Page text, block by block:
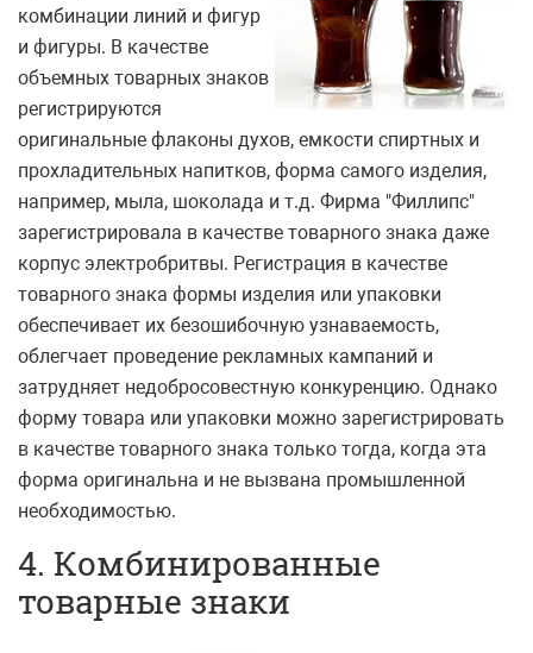
комбинации линий и фигур
и фигуры. В качестве
объемных товарных знаков
регистрируются
оригинальные флаконы духов, емкости спиртных и
прохладительных напитков, форма самого изделия,
например, мыла, шоколада и т.д. Фирма "Филлипс"
зарегистрировала в качестве товарного знака даже
корпус электробритвы. Регистрация в качестве
товарного знака формы изделия или упаковки
обеспечивает их безошибочную узнаваемость,
облегчает проведение рекламных кампаний и
затрудняет недобросовестную конкуренцию. Однако
форму товара или упаковки можно зарегистрировать
в качестве товарного знака только тогда, когда эта
форма оригинальна и не вызвана промышленной
необходимостью.
4. Комбинированные
товарные знаки